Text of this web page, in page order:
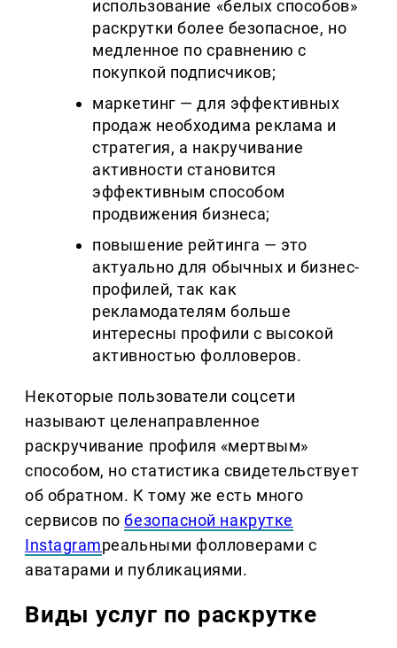
использование «белых способов»
раскрутки более безопасное, но
медленное по сравнению с
покупкой подписчиков;
маркетинг — для эффективных
продаж необходима реклама и
стратегия, а накручивание
активности становится
эффективным способом
продвижения бизнеса;
повышение рейтинга — это
актуально для обычных и бизнес-
профилей, так как
рекламодателям больше
интересны профили с высокой
активностью фолловеров.
Некоторые пользователи соцсети
называют целенаправленное
раскручивание профиля «мертвым»
способом, но статистика свидетельствует
об обратном. К тому же есть много
сервисов побезопасной накрутке
Instagramреальными фолловерами с
аватарами и публикациями.
Виды услуг по раскрутке